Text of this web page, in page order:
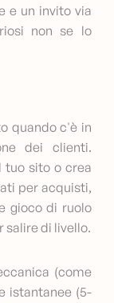
e un invito via
non se lo
quando c'è in
dei clienti.
tuo sito o crea
per acquisti,
gioco di ruolo
salire di livello.
(come
istantanee (5-